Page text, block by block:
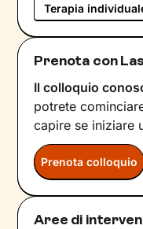
Terapia
Prenota con
Il colloquio
potrete
capire se iniziare
Prenota colloquio
Aree di